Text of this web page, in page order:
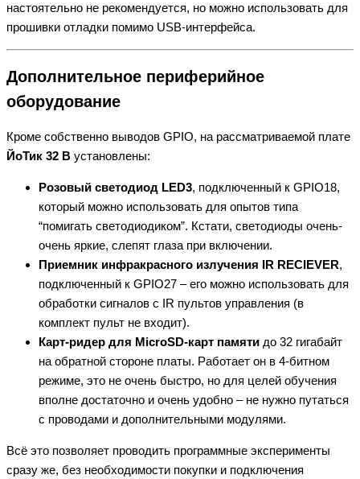
настоятельно не рекомендуется, но можно использовать для
прошивки отладки помимо USB-интерфейса.
Дополнительное периферийное
оборудование
Кроме собственно выводов GPIO, на рассматриваемой плате
ЙоТик 32 B установлены:
Розовый светодиод LED3, подключенный к GPIO18,
который можно использовать для опытов типа
“помигать светодиодиком”. Кстати, светодиоды очень-
очень яркие, слепят глаза при включении.
Приемник инфракрасного излучения IR RECIEVER,
подключенный к GPIO27 – его можно использовать для
обработки сигналов с IR пультов управления (в
комплект пульт не входит).
Карт-ридер для MicroSD-карт памяти до 32 гигабайт
на обратной стороне платы. Работает он в 4-битном
режиме, это не очень быстро, но для целей обучения
вполне достаточно и очень удобно – не нужно путаться
с проводами и дополнительными модулями.
Всё это позволяет проводить программные эксперименты
сразу же, без необходимости покупки и подключения